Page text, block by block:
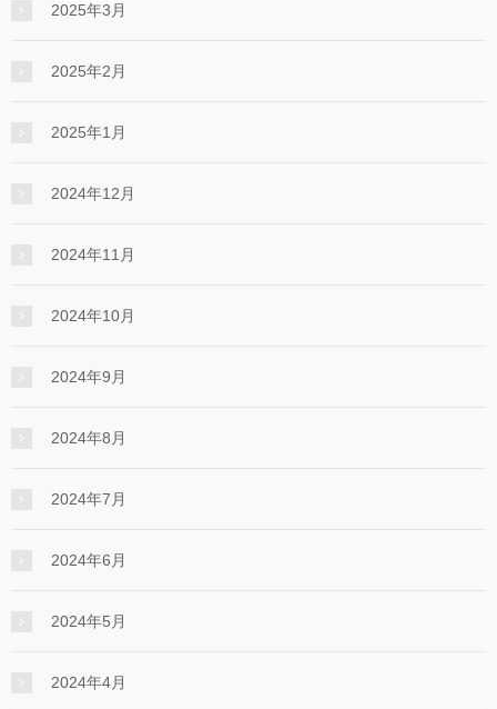
2025年3月
2025年2月
2025年1月
2024年12月
2024年11月
2024年10月
2024年9月
2024年8月
2024年7月
2024年6月
2024年5月
2024年4月